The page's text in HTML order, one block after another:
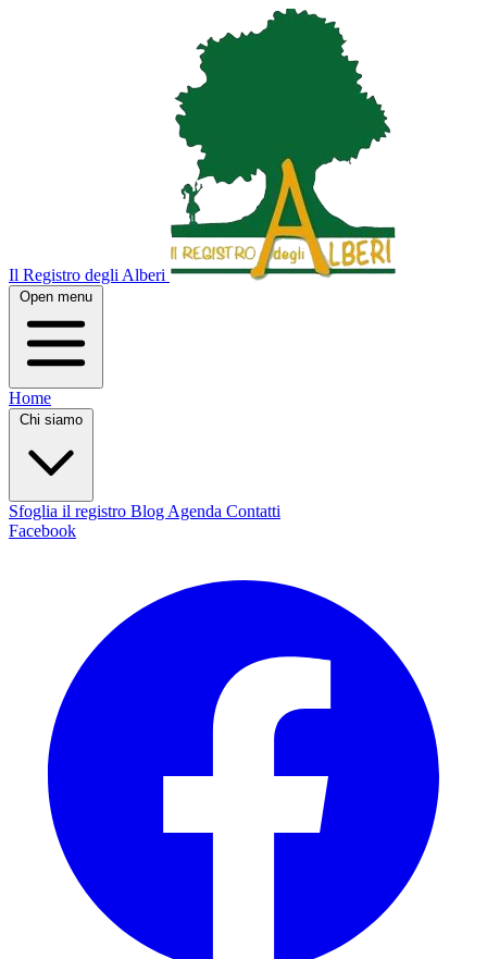
Il Registro degli Alberi
Open menu
Home
Chi siamo
Sfoglia il registro Blog Agenda Contatti
Facebook